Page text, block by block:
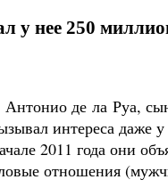
нее 250
де ла Руа,
интереса даже
2011 года они
отношения